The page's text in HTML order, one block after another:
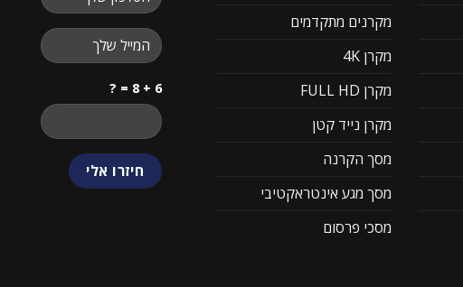
מקרנים מתקדמים
מקרן 4K
מקרן FULL HD
מקרן נייד קטן
מסך הקרנה
מסך מגע אינטראקטיבי
מסכי פרסום
6 + 8 = ?